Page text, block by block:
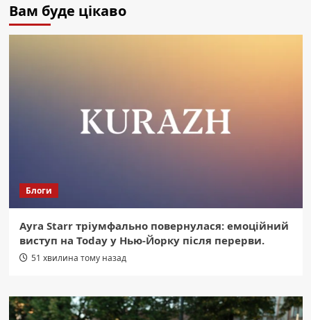
Вам буде цікаво
Блоги
Ayra Starr тріумфально повернулася: емоційний
виступ на Today у Нью-Йорку після перерви.
51 хвилина тому назад